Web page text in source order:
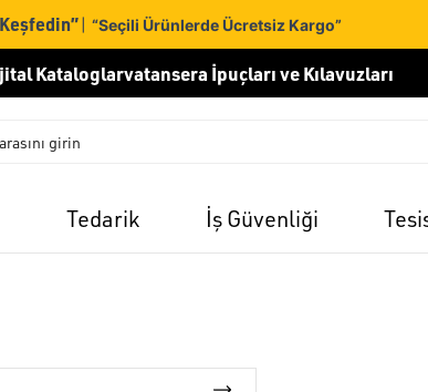
| “Seçili Ürünlerde Ücretsiz Kargo”
Kataloglarvatansera İpuçları ve Kılavuzları
Tedarik İş Güvenliği